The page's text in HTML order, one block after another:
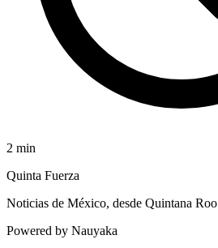
2 min
Quinta Fuerza
Noticias de México, desde Quintana Roo
Powered by Nauyaka